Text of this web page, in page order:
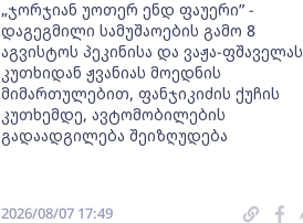
„ჯორჯიან უოთერ ენდ ფაუერი” -
დაგეგმილი სამუშაოების გამო 8
აგვისტოს პეკინისა და ვაჟა-ფშაველას
კუთხიდან ჟვანიას მოედნის
მიმართულებით, ფანჯიკიძის ქუჩის
კუთხემდე, ავტომობილების
გადაადგილება შეიზღუდება
2026/08/07 17:49